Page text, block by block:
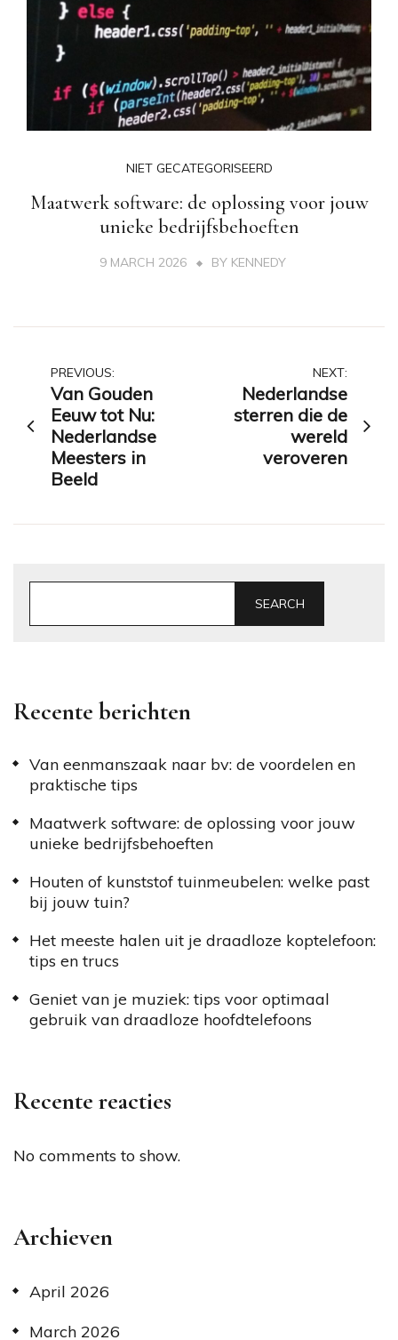
NIET GECATEGORISEERD
Maatwerk software: de oplossing voor jouw
unieke bedrijfsbehoeften
9 MARCH 2026 BY KENNEDY
Post
navigation
PREVIOUS:
Van Gouden
Eeuw tot Nu:
Nederlandse
Meesters in
Beeld
NEXT:
Nederlandse
sterren die de
wereld
veroveren
SEARCH
Recente berichten
Van eenmanszaak naar bv: de voordelen en
praktische tips
Maatwerk software: de oplossing voor jouw
unieke bedrijfsbehoeften
Houten of kunststof tuinmeubelen: welke past
bij jouw tuin?
Het meeste halen uit je draadloze koptelefoon:
tips en trucs
Geniet van je muziek: tips voor optimaal
gebruik van draadloze hoofdtelefoons
Recente reacties
No comments to show.
Archieven
April 2026
March 2026